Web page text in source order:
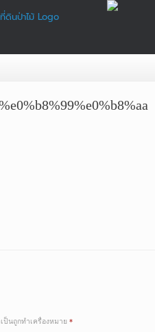
ป็นถูกทำเครื่องหมาย *